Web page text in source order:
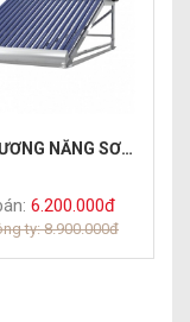
THÁI DƯƠNG NĂNG SƠN HÀ ECO PLUS
6.200.000đ
ty: 8.900.000đ